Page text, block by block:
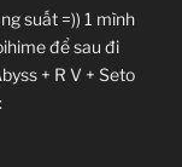
suất =)) 1 mình
để sau đi
+ R V + Seto